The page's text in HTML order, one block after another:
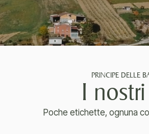
PRINCIPE DELLE
I
Poche etichette, ognuna